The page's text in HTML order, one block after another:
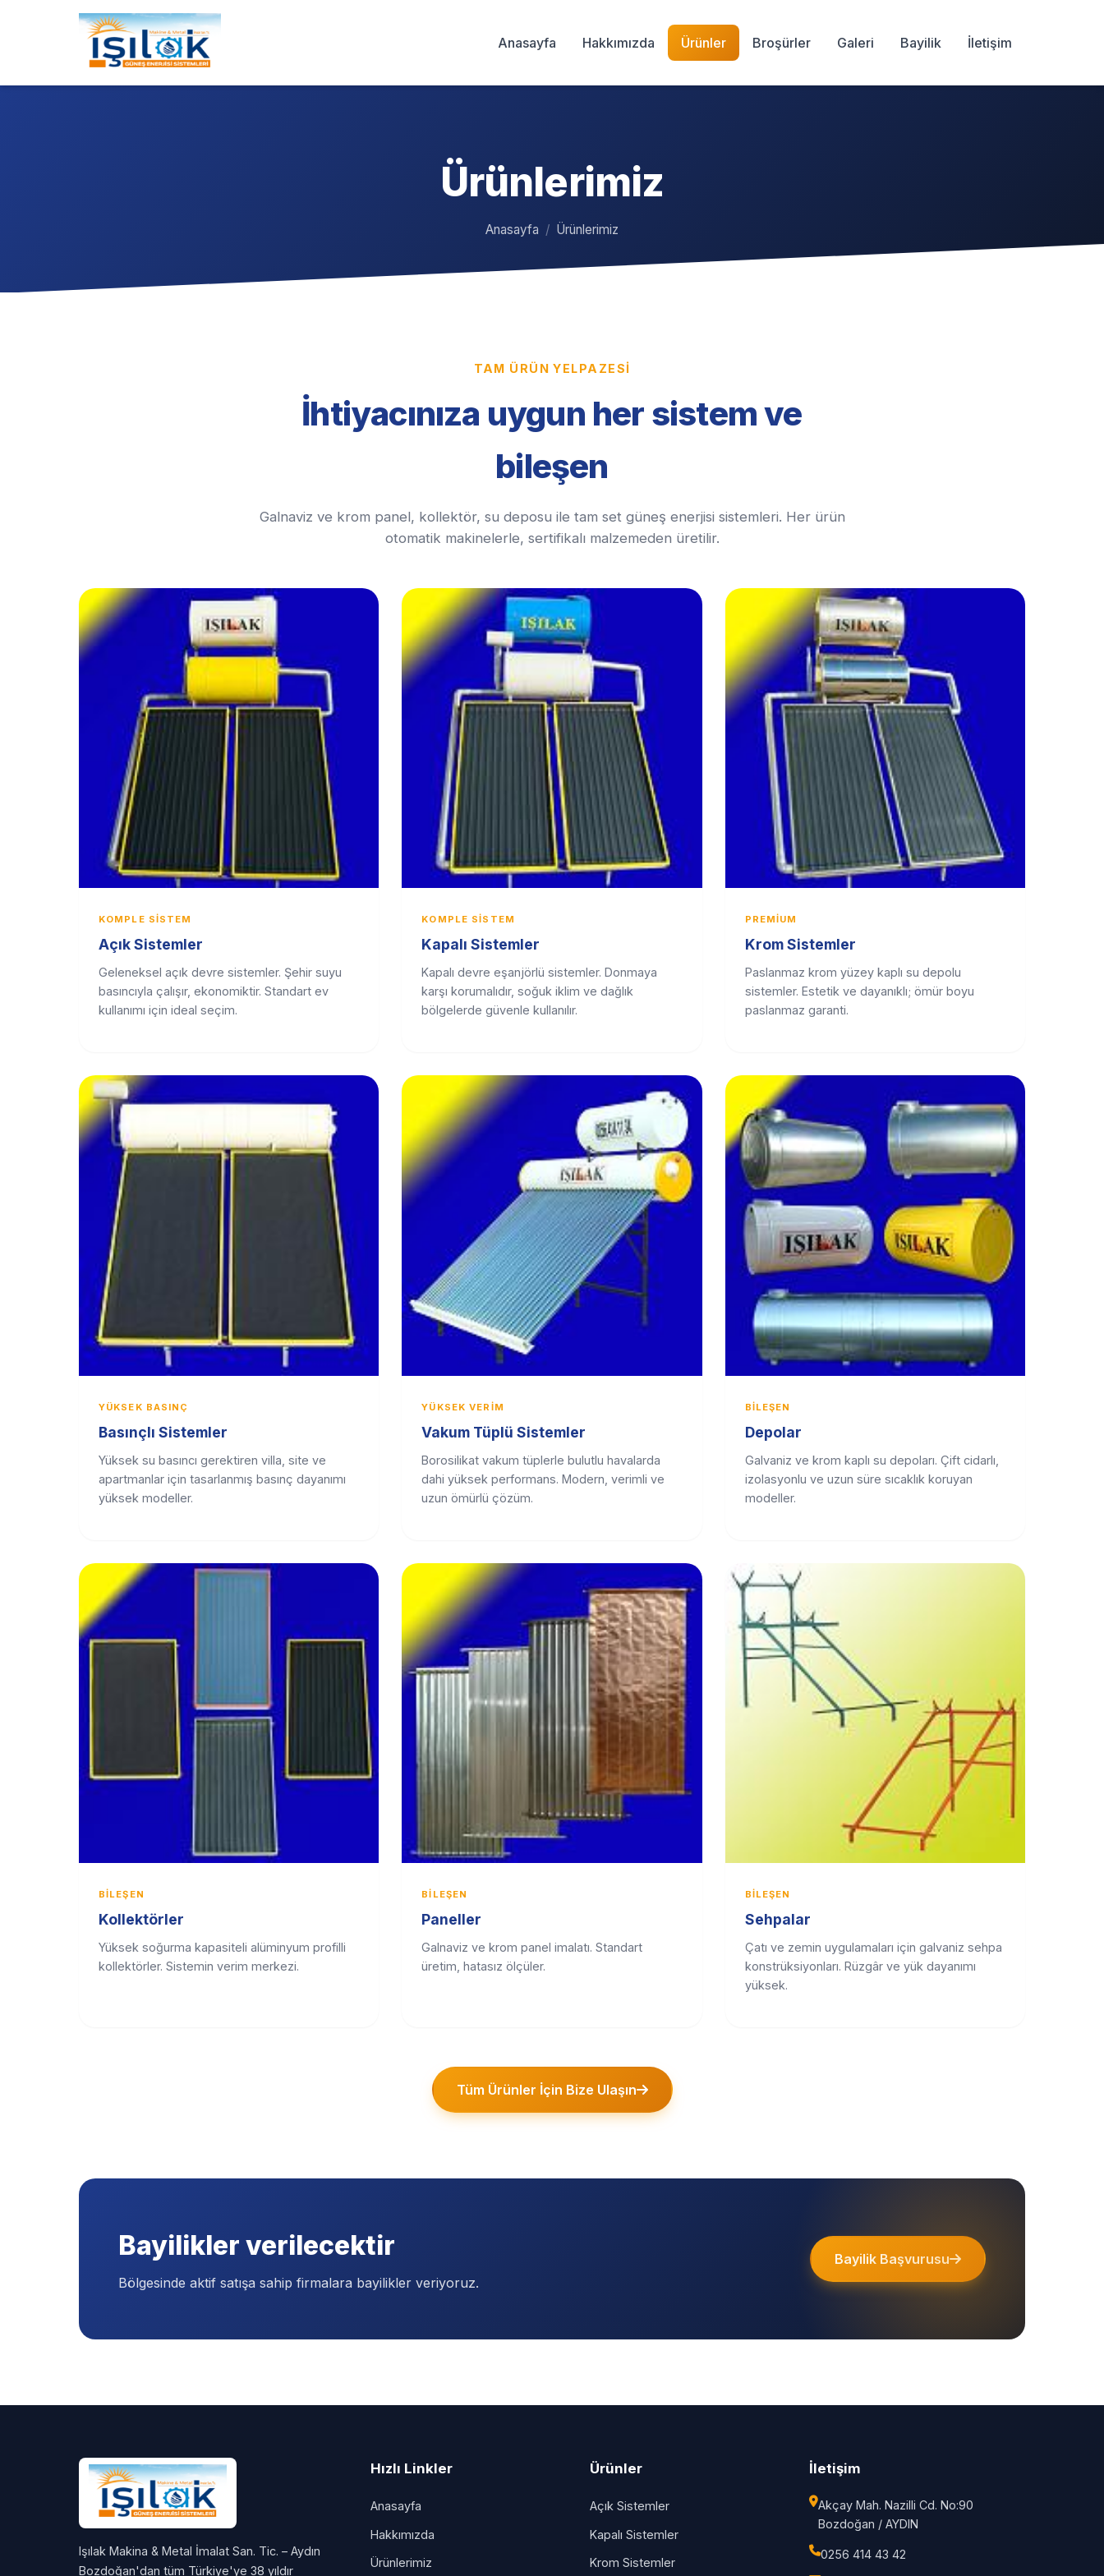
Anasayfa Hakkımızda Ürünler Broşürler Galeri Bayilik İletişim
Ürünlerimiz
Anasayfa / Ürünlerimiz
TAM ÜRÜN YELPAZESI
İhtiyacınıza uygun her sistem ve
bileşen
Galnaviz ve krom panel, kollektör, su deposu ile tam set güneş enerjisi sistemleri. Her ürün
otomatik makinelerle, sertifikalı malzemeden üretilir.
KOMPLE SISTEM
Açık Sistemler
Geleneksel açık devre sistemler. Şehir suyu
basıncıyla çalışır, ekonomiktir. Standart ev
kullanımı için ideal seçim.
KOMPLE SISTEM
Kapalı Sistemler
Kapalı devre eşanjörlü sistemler. Donmaya
karşı korumalıdır, soğuk iklim ve dağlık
bölgelerde güvenle kullanılır.
PREMIUM
Krom Sistemler
Paslanmaz krom yüzey kaplı su depolu
sistemler. Estetik ve dayanıklı; ömür boyu
paslanmaz garanti.
YÜKSEK BASINÇ
Basınçlı Sistemler
Yüksek su basıncı gerektiren villa, site ve
apartmanlar için tasarlanmış basınç dayanımı
yüksek modeller.
YÜKSEK VERIM
Vakum Tüplü Sistemler
Borosilikat vakum tüplerle bulutlu havalarda
dahi yüksek performans. Modern, verimli ve
uzun ömürlü çözüm.
BILEŞEN
Depolar
Galvaniz ve krom kaplı su depoları. Çift cidarlı,
izolasyonlu ve uzun süre sıcaklık koruyan
modeller.
BILEŞEN
Kollektörler
Yüksek soğurma kapasiteli alüminyum profilli
kollektörler. Sistemin verim merkezi.
BILEŞEN
Paneller
Galnaviz ve krom panel imalatı. Standart
üretim, hatasız ölçüler.
BILEŞEN
Sehpalar
Çatı ve zemin uygulamaları için galvaniz sehpa
konstrüksiyonları. Rüzgâr ve yük dayanımı
yüksek.
Tüm Ürünler İçin Bize Ulaşın
Bayilikler verilecektir
Bölgesinde aktif satışa sahip firmalara bayilikler veriyoruz.
Bayilik Başvurusu
Işılak Makina & Metal İmalat San. Tic. – Aydın
Bozdoğan'dan tüm Türkiye'ye 38 yıldır
Hızlı Linkler
Anasayfa
Hakkımızda
Ürünlerimiz
Ürünler
Açık Sistemler
Kapalı Sistemler
Krom Sistemler
İletişim
Akçay Mah. Nazilli Cd. No:90
Bozdoğan / AYDIN
0256 414 43 42